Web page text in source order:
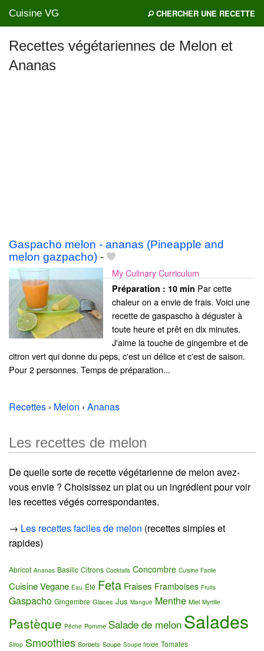
Cuisine VG CHERCHER UNE RECETTE
Recettes végétariennes de Melon et
Ananas
Gaspacho melon - ananas (Pineapple and
melon gazpacho) -
My Culinary Curriculum
Préparation : 10 min Par cette
chaleur on a envie de frais. Voici une
recette de gaspascho à déguster à
toute heure et prêt en dix minutes.
J'aime la touche de gingembre et de
citron vert qui donne du peps, c'est un délice et c'est de saison.
Pour 2 personnes. Temps de préparation...
Recettes › Melon › Ananas
Les recettes de melon
De quelle sorte de recette végétarienne de melon avez-
vous envie ? Choisissez un plat ou un ingrédient pour voir
les recettes végés correspondantes.
→ Les recettes faciles de melon (recettes simples et
rapides)
Abricot Ananas Basilic Citrons Cocktails Concombre Cuisine Facile
Cuisine Vegane Eau Été Feta Fraises Framboises Fruits
Gaspacho Gingembre Glaces Jus Mangue Menthe Miel Myrtille
Pastèque Pêche Pomme Salade de melon Salades
Sirop Smoothies Sorbets Soupe Soupe froide Tomates